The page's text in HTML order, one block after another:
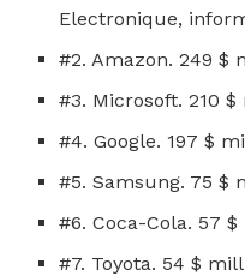
Electronique,
#2. Amazon. 249 $
#3. Microsoft. 210
#4. Google. 197 $
#5. Samsung. 75 $
#6. Coca-Cola. 57
#7. Toyota. 54 $